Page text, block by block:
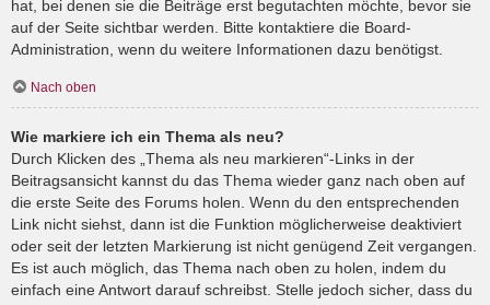
hat, bei denen sie die Beiträge erst begutachten möchte, bevor sie
auf der Seite sichtbar werden. Bitte kontaktiere die Board-
Administration, wenn du weitere Informationen dazu benötigst.
Nach oben
Wie markiere ich ein Thema als neu?
Durch Klicken des „Thema als neu markieren“-Links in der
Beitragsansicht kannst du das Thema wieder ganz nach oben auf
die erste Seite des Forums holen. Wenn du den entsprechenden
Link nicht siehst, dann ist die Funktion möglicherweise deaktiviert
oder seit der letzten Markierung ist nicht genügend Zeit vergangen.
Es ist auch möglich, das Thema nach oben zu holen, indem du
einfach eine Antwort darauf schreibst. Stelle jedoch sicher, dass du